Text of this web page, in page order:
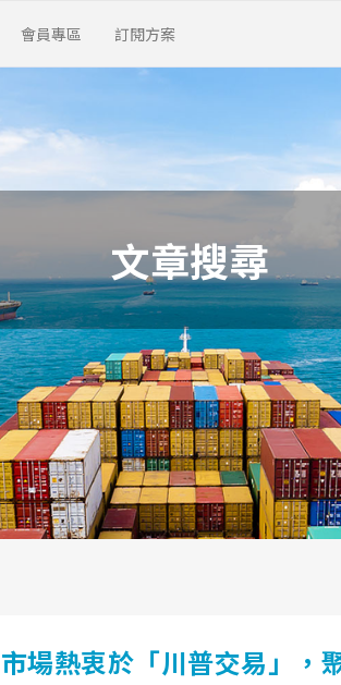
會員專區 訂閱方案
文章搜尋
市場熱衷於「川普交易」，